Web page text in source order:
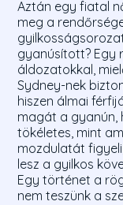
Aztán egy fiatal
meg a
gyanúsított? Egy
áldozatokkal,
Sydney-nek
hiszen álmai
magát a gyanún,
tökéletes, mint
mozdulatát
lesz a gyilkos
Egy történet a
nem teszünk a